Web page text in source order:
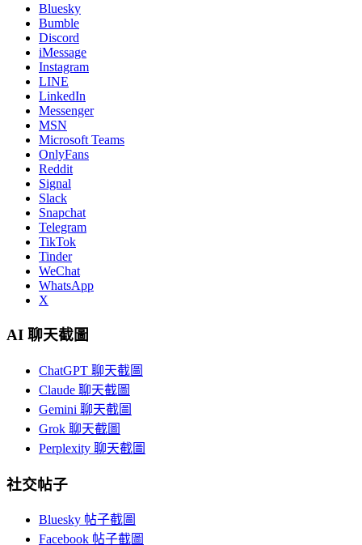
Bluesky
Bumble
Discord
iMessage
Instagram
LINE
LinkedIn
Messenger
MSN
Microsoft Teams
OnlyFans
Reddit
Signal
Slack
Snapchat
Telegram
TikTok
Tinder
WeChat
WhatsApp
X
AI 聊天截圖
ChatGPT 聊天截圖
Claude 聊天截圖
Gemini 聊天截圖
Grok 聊天截圖
Perplexity 聊天截圖
社交帖子
Bluesky 帖子截圖
Facebook 帖子截圖